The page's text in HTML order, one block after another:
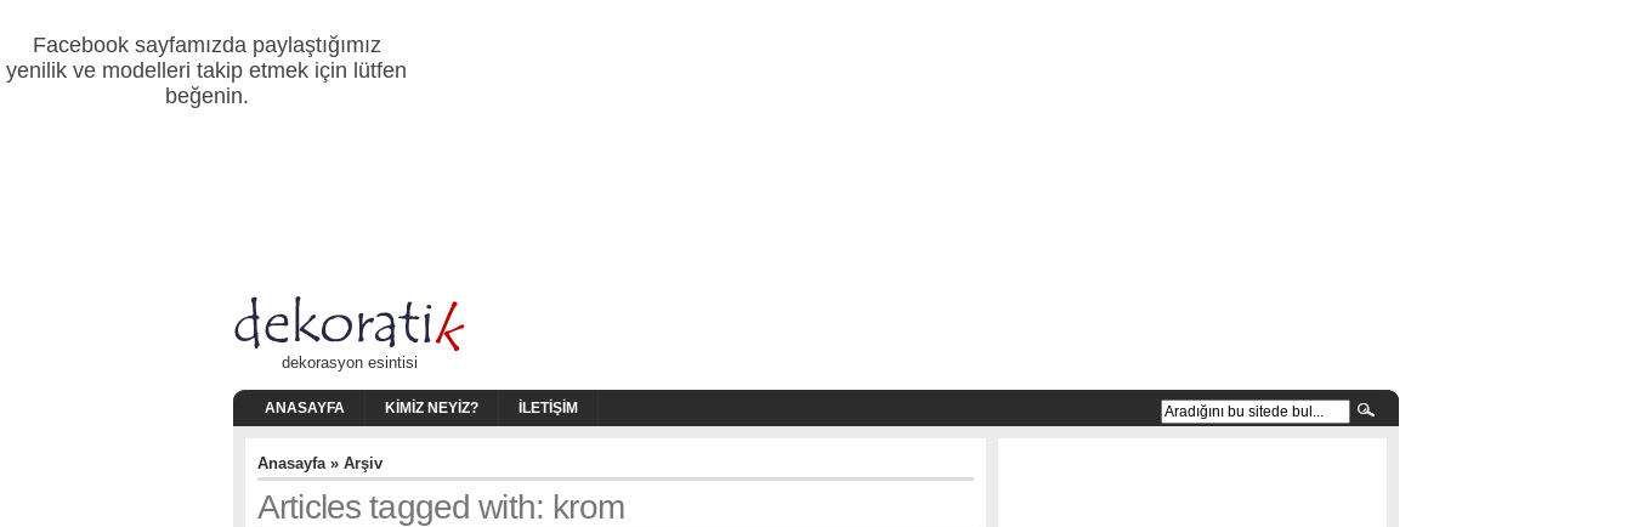
Facebook sayfamızda paylaştığımız
yenilik ve modelleri takip etmek için lütfen
beğenin.
dekorasyon esintisi
ANASAYFA KIMIZ NEYIZ? İLETIŞIM
Anasayfa» Arşiv
Articles tagged with: krom